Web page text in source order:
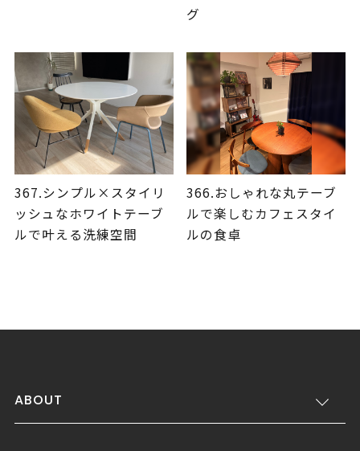
グ
367.シンプル×スタイリ
ッシュなホワイトテーブ
ルで叶える洗練空間
366.おしゃれな丸テーブ
ルで楽しむカフェスタイ
ルの食卓
ABOUT